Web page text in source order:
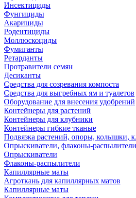
Инсектициды
Фунгициды
Акарициды
Родентициды
Моллюскоциды
Фумиганты
Ретарданты
Протравители семян
Десиканты
Средства для созревания компоста
Средства для выгребных ям и туалетов
Оборудование для внесения удобрений
Контейнеры для растений
Контейнеры для клубники
Контейнеры гибкие тканые
Подвязка растений, опоры, колышки,
Опрыскиватели, флаконы-распылители
Опрыскиватели
Флаконы-распылители
Капиллярные маты
Агроткань для капиллярных матов
Капиллярные маты